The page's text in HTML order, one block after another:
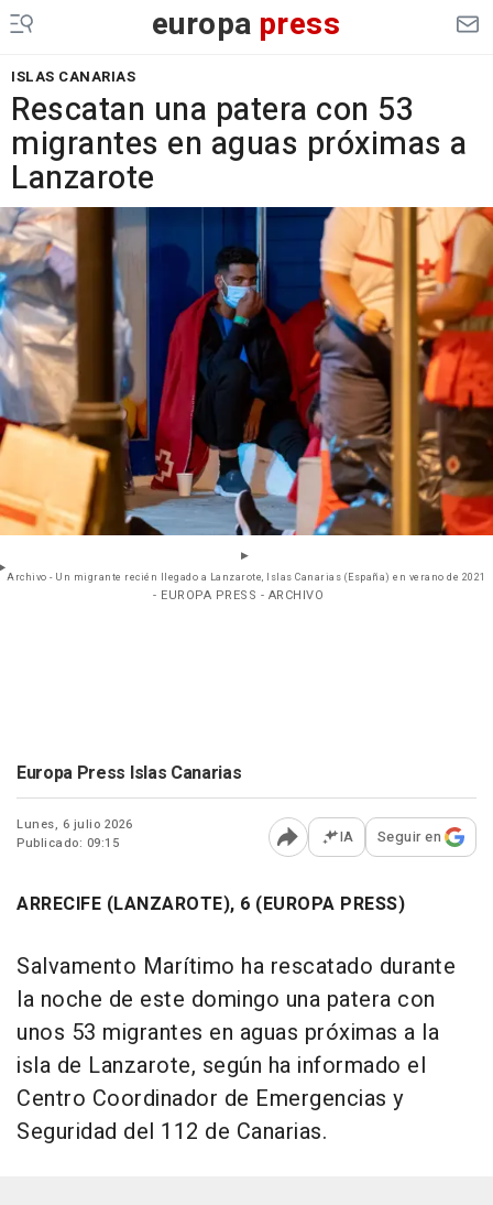
europa press
ISLAS CANARIAS
Rescatan una patera con 53
migrantes en aguas próximas a
Lanzarote
Archivo - Un migrante recién llegado a Lanzarote, Islas Canarias (España) en verano de 2021
- EUROPA PRESS - ARCHIVO
Europa Press Islas Canarias
Lunes, 6 julio 2026
Publicado: 09:15
Abrir opciones para
IA Seguir en
ARRECIFE (LANZAROTE), 6 (EUROPA PRESS)
Salvamento Marítimo ha rescatado durante
la noche de este domingo una patera con
unos 53 migrantes en aguas próximas a la
isla de Lanzarote, según ha informado el
Centro Coordinador de Emergencias y
Seguridad del 112 de Canarias.